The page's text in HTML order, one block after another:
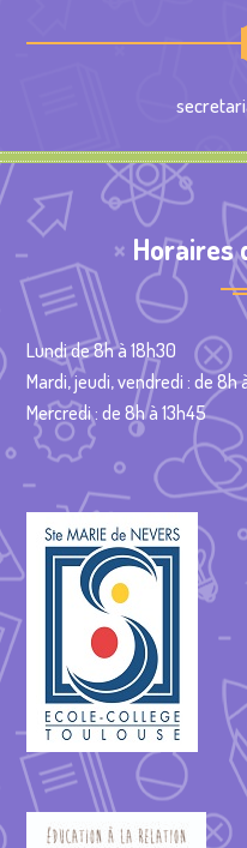
Horaires
Lundi de 8h à 18h30
Mardi, jeudi, vendredi : de 8h
Mercredi : de 8h à 13h45